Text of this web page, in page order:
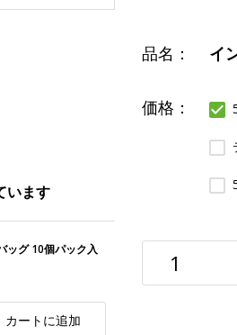
品名： イ
価格：
います
ッグ 10個パック入
カートに追加